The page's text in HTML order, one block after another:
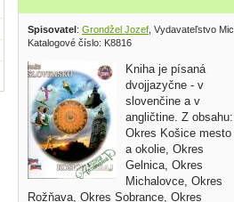
Spisovatel: Grondžel Jozef , Vydavateľstvo
Katalogové číslo: K8816
Kniha je písaná
dvojjazyčne - v
slovenčine a v
angličtine. Z obsahu:
Okres Košice mesto
a okolie, Okres
Gelnica, Okres
Michalovce, Okres
Rožňava, Okres Sobrance, Okres